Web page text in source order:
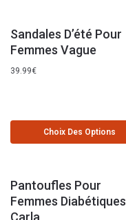
Sandales D’été Pour
Femmes Vague
39.99€
Choix Des Options
Pantoufles Pour
Femmes Diabétiques
Carla